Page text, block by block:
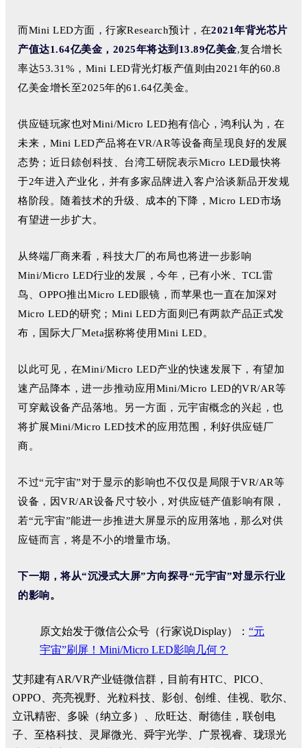
而Mini LED方面， 行家Research预计， 在2021年背光芯片
产值达1.64亿美金， 2025年将达到13.89亿美金,复合增长
率达53.31%，Mini LED背光灯板产值则由2021年的60.8
亿美金增长至2025年的61.64亿美金。
供应链玩家也对Mini/Micro LED抱有信心，鸿利认为，在
未来，Mini LED产品将在VR/AR等设备商呈现良好的发展
态势； 近日錼创科技、台湾工研院表示Micro LED最快将
于2年进入产业化，并有多家品牌进入客户洽谈新品开发规
格阶段。
随着技术的升级、成本的下降，Micro LED市场
有望进一步扩大。
从终端厂商来看， 科技大厂的布局也将进一步影响
Mini/Micro LED行业的发展 ，今年，已有小米、TCL雷
鸟、OPPO推出Micro LED眼镜， 而苹果也一直在加深对
Micro LED的研究；Mini LED方面则已有两款产品正式发
布，国际大厂Meta据称将使用Mini LED。
以此可见，在Mini/Micro LED产业的快速发展下，有望加
速产品降本，进一步推动应用Mini/Micro LED的VR/AR等
可穿戴设备产品落地。
另一方面，元宇宙概念的兴起，也
将扩展Mini/Micro LED技术的应用范围，利好供应链厂
商。
不过“元宇宙”对于显示的影响也不仅仅是局限于VR/AR等
设备，因VR/AR设备尺寸较小，对供应链产值影响有限，
若“元宇宙”能进一步推进大屏显示的应用落地，那么对供
应链而言，将是不小的增量市场。
下一期，将从“沉浸式大屏”方向探寻“元宇宙”对显示行业
的影响。
原文始发于微信公众号（行家说Display）： “元
宇宙”刷屏！Mini/Micro LED影响几何？
艾邦建有AR/VR产业链微信群，目前有HTC、PICO、
OPPO、亮亮视野、光粒科技、影创、创维、佳视、歌尔、
立讯精密、多哚（纳立多）、欣旺达、耐德佳，联创电
子、至格科技、灵犀微光、舜宇光学、广景视睿、珑璟光